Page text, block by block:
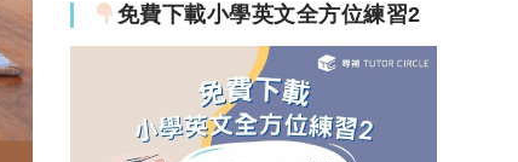
免費下載小學英文全方位練習2